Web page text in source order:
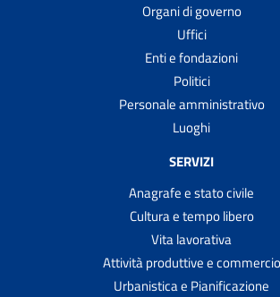
Organi di governo
Uffici
Enti e fondazioni
Politici
Personale amministrativo
Luoghi
SERVIZI
Anagrafe e stato civile
Cultura e tempo libero
Vita lavorativa
Attività produttive e commercio
Urbanistica e Pianificazione